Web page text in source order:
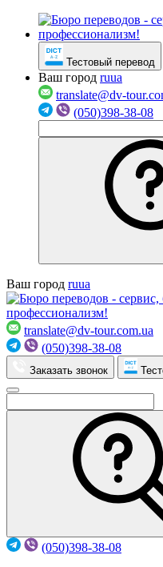
Тестовый перевод
Ваш город ruua
translate@dv-
(050)398-38-08
Ваш город ruua
translate@dv-tour.com.ua
(050)398-38-08
Заказать звонок
(050)398-38-08